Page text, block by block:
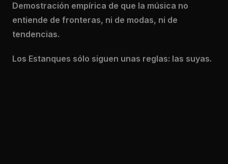
Demostración empírica de que la música no
entiende de fronteras, ni de modas, ni de
tendencias.
Los Estanques sólo siguen unas reglas: las suyas.